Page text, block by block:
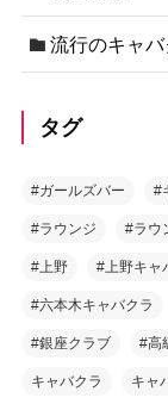
流行のキャ
タグ
#ガールズバー #
#ラウンジ #ラウ
#上野 #上野キャ
#六本木キャバクラ
#銀座クラブ #高
キャバクラ キャ